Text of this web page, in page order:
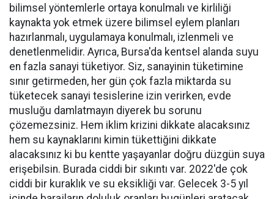
bilimsel yöntemlerle ortaya konulmalı ve kirliliği
kaynakta yok etmek üzere bilimsel eylem planları
hazırlanmalı, uygulamaya konulmalı, izlenmeli ve
denetlenmelidir. Ayrıca, Bursa'da kentsel alanda suyu
en fazla sanayi tüketiyor. Siz, sanayinin tüketimine
sınır getirmeden, her gün çok fazla miktarda su
tüketecek sanayi tesislerine izin verirken, evde
musluğu damlatmayın diyerek bu sorunu
çözemezsiniz. Hem iklim krizini dikkate alacaksınız
hem su kaynaklarını kimin tükettiğini dikkate
alacaksınız ki bu kentte yaşayanlar doğru düzgün suya
erişebilsin. Burada ciddi bir sıkıntı var. 2022'de çok
ciddi bir kuraklık ve su eksikliği var. Gelecek 3-5 yıl